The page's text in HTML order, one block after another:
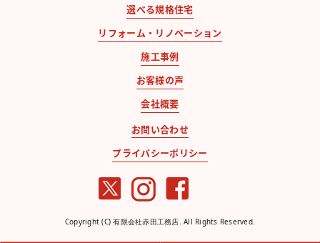
選べる規格住宅
リフォーム・リノベーション
施工事例
お客様の声
会社概要
お問い合わせ
プライバシーポリシー
Copyright (C) 有限会社赤田工務店. All Rights Reserved.